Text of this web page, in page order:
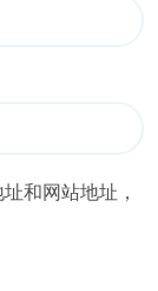
和网站地址，